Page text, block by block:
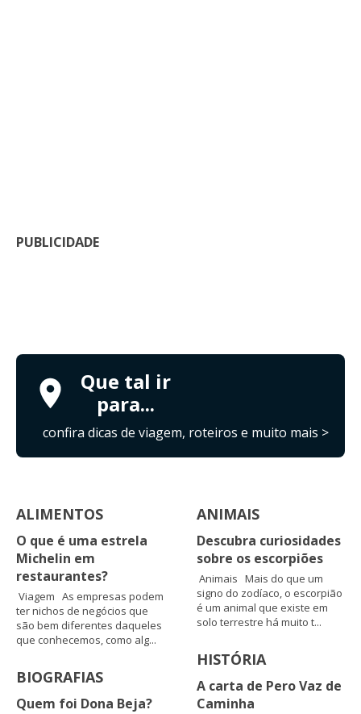
PUBLICIDADE
Que tal ir
para...
confira dicas de viagem, roteiros e muito mais >
ALIMENTOS
O que é uma estrela
Michelin em
restaurantes?
Viagem As empresas podem
ter nichos de negócios que
são bem diferentes daqueles
que conhecemos, como alg...
BIOGRAFIAS
Quem foi Dona Beja?
ANIMAIS
Descubra curiosidades
sobre os escorpiões
Animais Mais do que um
signo do zodíaco, o escorpião
é um animal que existe em
solo terrestre há muito t...
HISTÓRIA
A carta de Pero Vaz de
Caminha